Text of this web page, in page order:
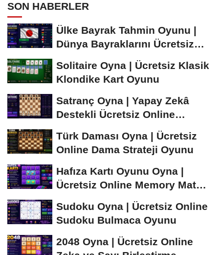
SON HABERLER
Ülke Bayrak Tahmin Oyunu |
Dünya Bayraklarını Ücretsiz
Solitaire Oyna | Ücretsiz Klasik
Klondike Kart Oyunu
Satranç Oyna | Yapay Zekâ
Destekli Ücretsiz Online
Türk Daması Oyna | Ücretsiz
Online Dama Strateji Oyunu
Hafıza Kartı Oyunu Oyna |
Ücretsiz Online Memory Match
Sudoku Oyna | Ücretsiz Online
Sudoku Bulmaca Oyunu
2048 Oyna | Ücretsiz Online